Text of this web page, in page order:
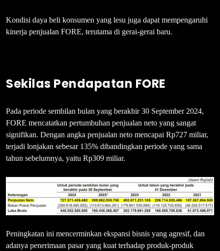
Kondisi daya beli konsumen yang lesu juga dapat mempengaruhi
kinerja penjualan FORE, terutama di gerai-gerai baru.
Sekilas Pendapatan FORE
Pada periode sembilan bulan yang berakhir 30 September 2024,
FORE mencatatkan pertumbuhan penjualan neto yang sangat
signifikan. Dengan angka penjualan neto mencapai Rp727 miliar,
terjadi lonjakan sebesar 135% dibandingkan periode yang sama
tahun sebelumnya, yaitu Rp309 miliar.
Peningkatan ini mencerminkan ekspansi bisnis yang agresif, dan
adanya penerimaan pasar yang kuat terhadap produk-produk